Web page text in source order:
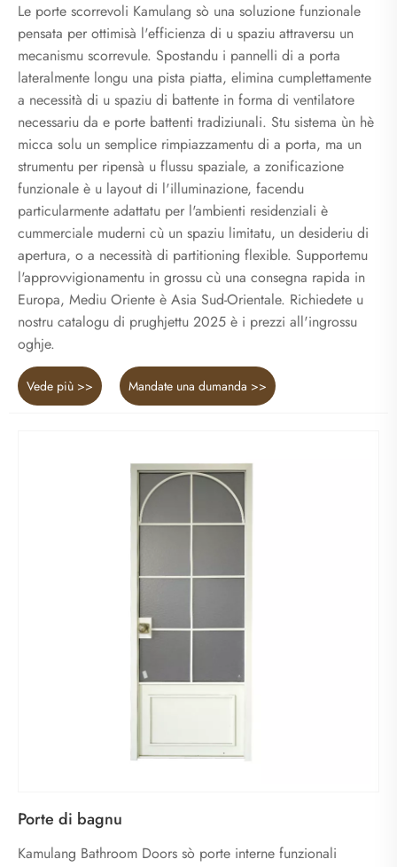
Le porte scorrevoli Kamulang sò una soluzione funzionale
pensata per ottimisà l'efficienza di u spaziu attraversu un
mecanismu scorrevule. Spostandu i pannelli di a porta
lateralmente longu una pista piatta, elimina cumplettamente
a necessità di u spaziu di battente in forma di ventilatore
necessariu da e porte battenti tradiziunali. Stu sistema ùn hè
micca solu un semplice rimpiazzamentu di a porta, ma un
strumentu per ripensà u flussu spaziale, a zonificazione
funzionale è u layout di l'illuminazione, facendu
particularmente adattatu per l'ambienti residenziali è
cummerciale muderni cù un spaziu limitatu, un desideriu di
apertura, o a necessità di partitioning flexible. Supportemu
l'approvvigionamentu in grossu cù una consegna rapida in
Europa, Mediu Oriente è Asia Sud-Orientale. Richiedete u
nostru catalogu di prughjettu 2025 è i prezzi all'ingrossu
oghje.
Vede più >> Mandate una dumanda >>
Porte di bagnu
Kamulang Bathroom Doors sò porte interne funzionali